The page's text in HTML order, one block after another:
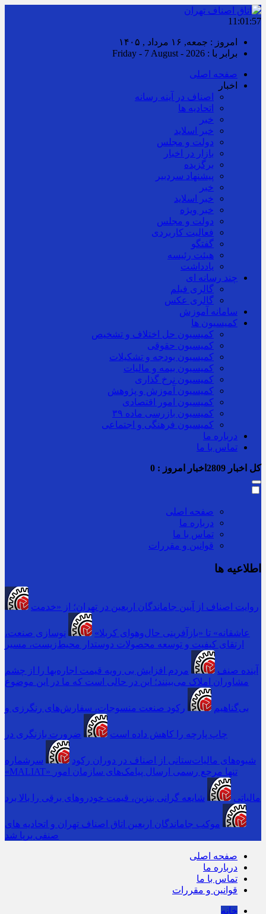
11:01:58
امروز : جمعه, ۱۶ مرداد , ۱۴۰۵
برابر با : Friday - 7 August - 2026
صفحه اصلی
اخبار
اصناف در آینه رسانه
اتحادیه ها
خبر
خبر اسلايد
دولت و مجلس
بازار در اخبار
برگزیده
پیشنهاد سردبیر
خبر
خبر اسلايد
خبر ویژه
دولت و مجلس
فعالیت کاربردی
گفتگو
هیئت رئیسه
یادداشت
چند رسانه ای
گالری فیلم
گالری عکس
سامانه آموزش
کمیسیون ها
کمیسیون حل اختلاف و تشخیص
کمیسیون حقوقی
کمیسیون بودجه و تشکیلات
کمیسیون بیمه و مالیات
کمیسیون نرخ گذاری
کمیسیون آموزش و پژوهش
کمیسیون امور اقتصادی
کمیسیون بازرسی ماده ۳۹
کمیسیون فرهنگی و اجتماعی
درباره ما
تماس با ما
کل اخبار اخبار امروز : 0
صفحه اصلی
درباره ما
تماس با ما
قوانین و مقررات
اطلاعیه ها
روایت اصناف از آیین جاماندگان اربعین در تهران؛ از «خدمت
عاشقانه» تا «بازآفرینی حال‌وهوای کربلا»
نوسازی صنعت،
ارتقای کیفیت و توسعه محصولات دوستدار محیط‌زیست، مسیر
آینده صنف
مردم افزایش بی رویه قیمت اجاره‌بها را از چشم
مشاوران املاک می‌بینند؛ این در حالی است که ما در این موضوع
بی‌گناهیم رکود صنعت منسوجات، سفارش‌های رنگرزی و
چاپ پارچه را کاهش داده است ضرورت بازنگری در
شیوه‌های مالیات‌ستانی از اصناف در دوران رکود
سرشماره
«MALIAT» تنها مرجع رسمی ارسال پیامک‌های سازمان امور
مالیاتی شایعه گرانی بنزین، قیمت خودروهای برقی را بالا برد
موکب جاماندگان اربعین اتاق اصناف تهران و اتحادیه های
صنفی برپا شد
صفحه اصلی
درباره ما
تماس با ما
قوانین و مقررات
خانه